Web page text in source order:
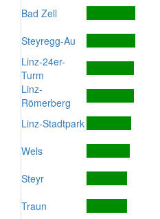
Bad Zell
Steyregg-Au
Linz-24er-
Turm
Linz-
Römerberg
Linz-Stadtpark
Wels
Steyr
Traun